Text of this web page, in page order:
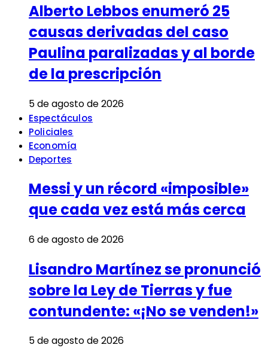
Alberto Lebbos enumeró 25
causas derivadas del caso
Paulina paralizadas y al borde
de la prescripción
5 de agosto de 2026
Espectáculos
Policiales
Economía
Deportes
Messi y un récord «imposible»
que cada vez está más cerca
6 de agosto de 2026
Lisandro Martínez se pronunció
sobre la Ley de Tierras y fue
contundente: «¡No se venden!»
5 de agosto de 2026